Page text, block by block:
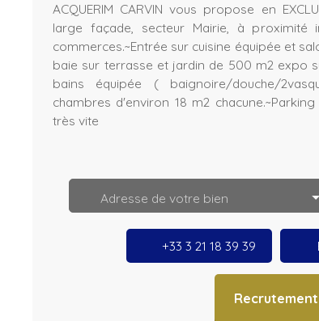
ACQUERIM CARVIN vous propose en
large façade, secteur Mairie, à proximité
commerces.~Entrée sur cuisine équipée et
baie sur terrasse et jardin de 500 m2 expo
bains équipée ( baignoire/douche/
chambres d'environ 18 m2
très vite
Adresse de votre bien
+33 3 21 18 39 39
Recrutement